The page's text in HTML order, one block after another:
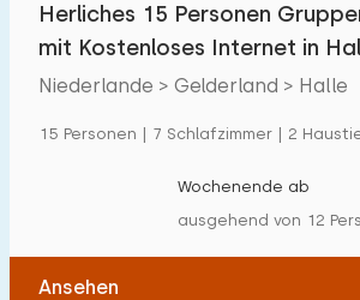
Herliches 15 Personen
mit Kostenloses Internet in
Niederlande > Gelderland > Halle
15 Personen | 7 Schlafzimmer | 2
Wochenende ab
ausgehend von 12
Ansehen